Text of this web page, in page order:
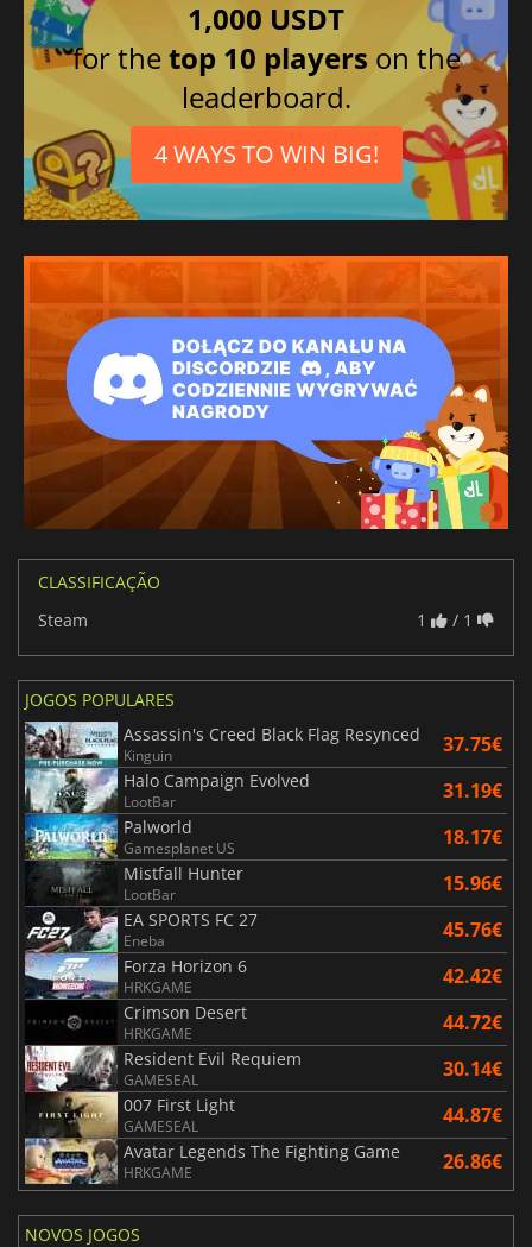
1,000 USDT
for thetop 10 players on the
leaderboard.
4 WAYS TO WIN BIG!
CLASSIFICAÇÃO
Steam
1 / 1
JOGOS POPULARES
Assassin's Creed Black Flag Resynced
Kinguin 37.75€
Halo Campaign Evolved
LootBar 31.19€
Palworld
Gamesplanet US 18.17€
Mistfall Hunter
LootBar 15.96€
EA SPORTS FC 27
Eneba 45.76€
Forza Horizon 6
HRKGAME 42.42€
Crimson Desert
HRKGAME 44.72€
Resident Evil Requiem
GAMESEAL 30.14€
007 First Light
GAMESEAL 44.87€
Avatar Legends The Fighting Game
HRKGAME 26.86€
NOVOS JOGOS